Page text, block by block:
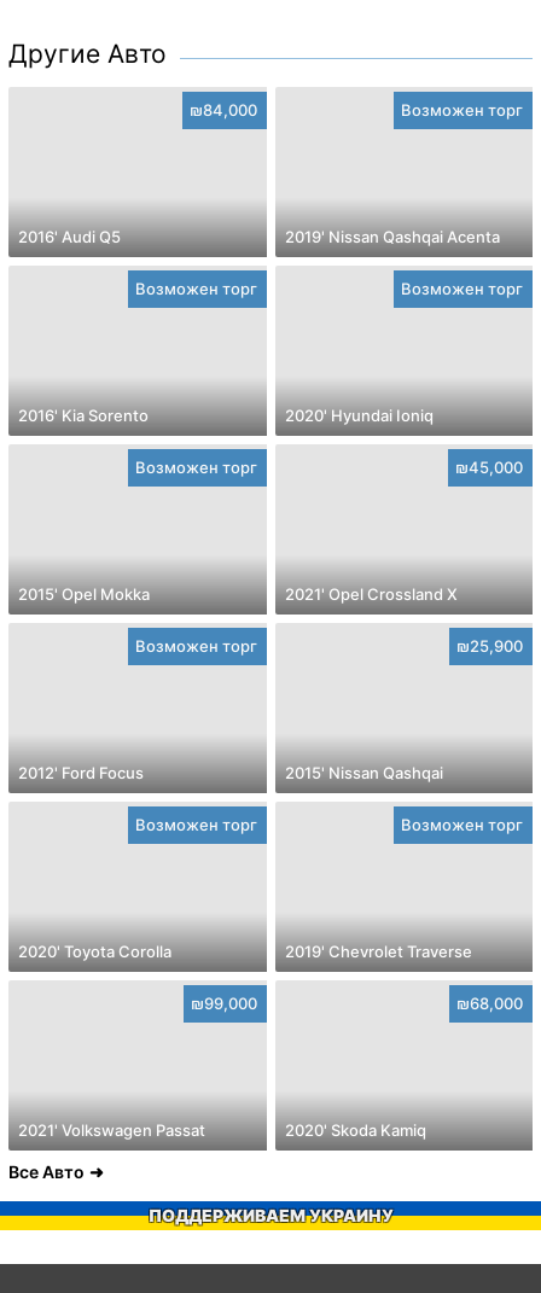
Другие Авто
₪84,000
2016' Audi Q5
Возможен торг
2019' Nissan Qashqai Acenta
Возможен торг
2016' Kia Sorento
Возможен торг
2020' Hyundai Ioniq
Возможен торг
2015' Opel Mokka
₪45,000
2021' Opel Crossland X
Возможен торг
2012' Ford Focus
₪25,900
2015' Nissan Qashqai
Возможен торг
2020' Toyota Corolla
Возможен торг
2019' Chevrolet Traverse
₪99,000
2021' Volkswagen Passat
₪68,000
2020' Skoda Kamiq
Все Авто
ПОДДЕРЖИВАЕМ УКРАИНУ